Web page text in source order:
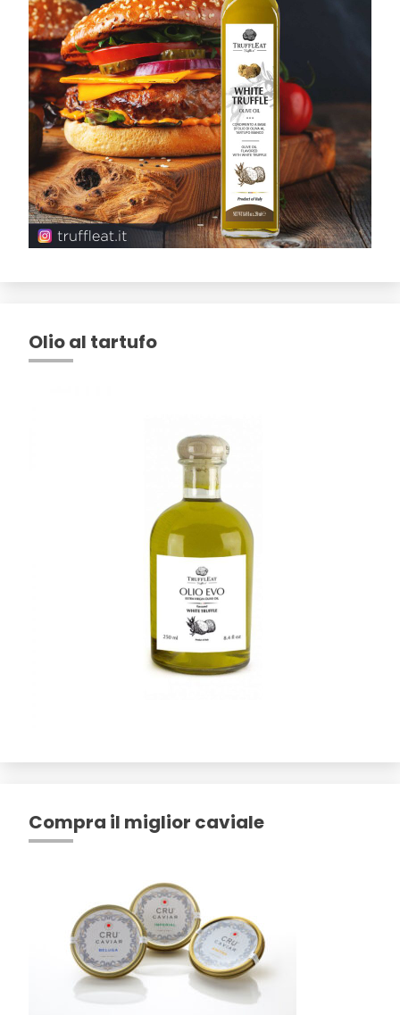
Olio al tartufo
Compra il miglior caviale